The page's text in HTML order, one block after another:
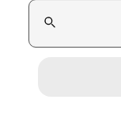
Suchfeld